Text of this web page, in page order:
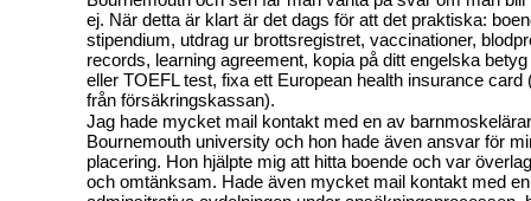
ej. När detta är klart är det dags för att det praktiska:
stipendium, utdrag ur brottsregistret, vaccinationer,
records, learning agreement, kopia på ditt engelska
eller TOEFL test, fixa ett European health insurance card
från försäkringskassan).
Jag hade mycket mail kontakt med en av
Bournemouth university och hon hade även ansvar för
placering. Hon hjälpte mig att hitta boende och var
och omtänksam. Hade även mycket mail kontakt med